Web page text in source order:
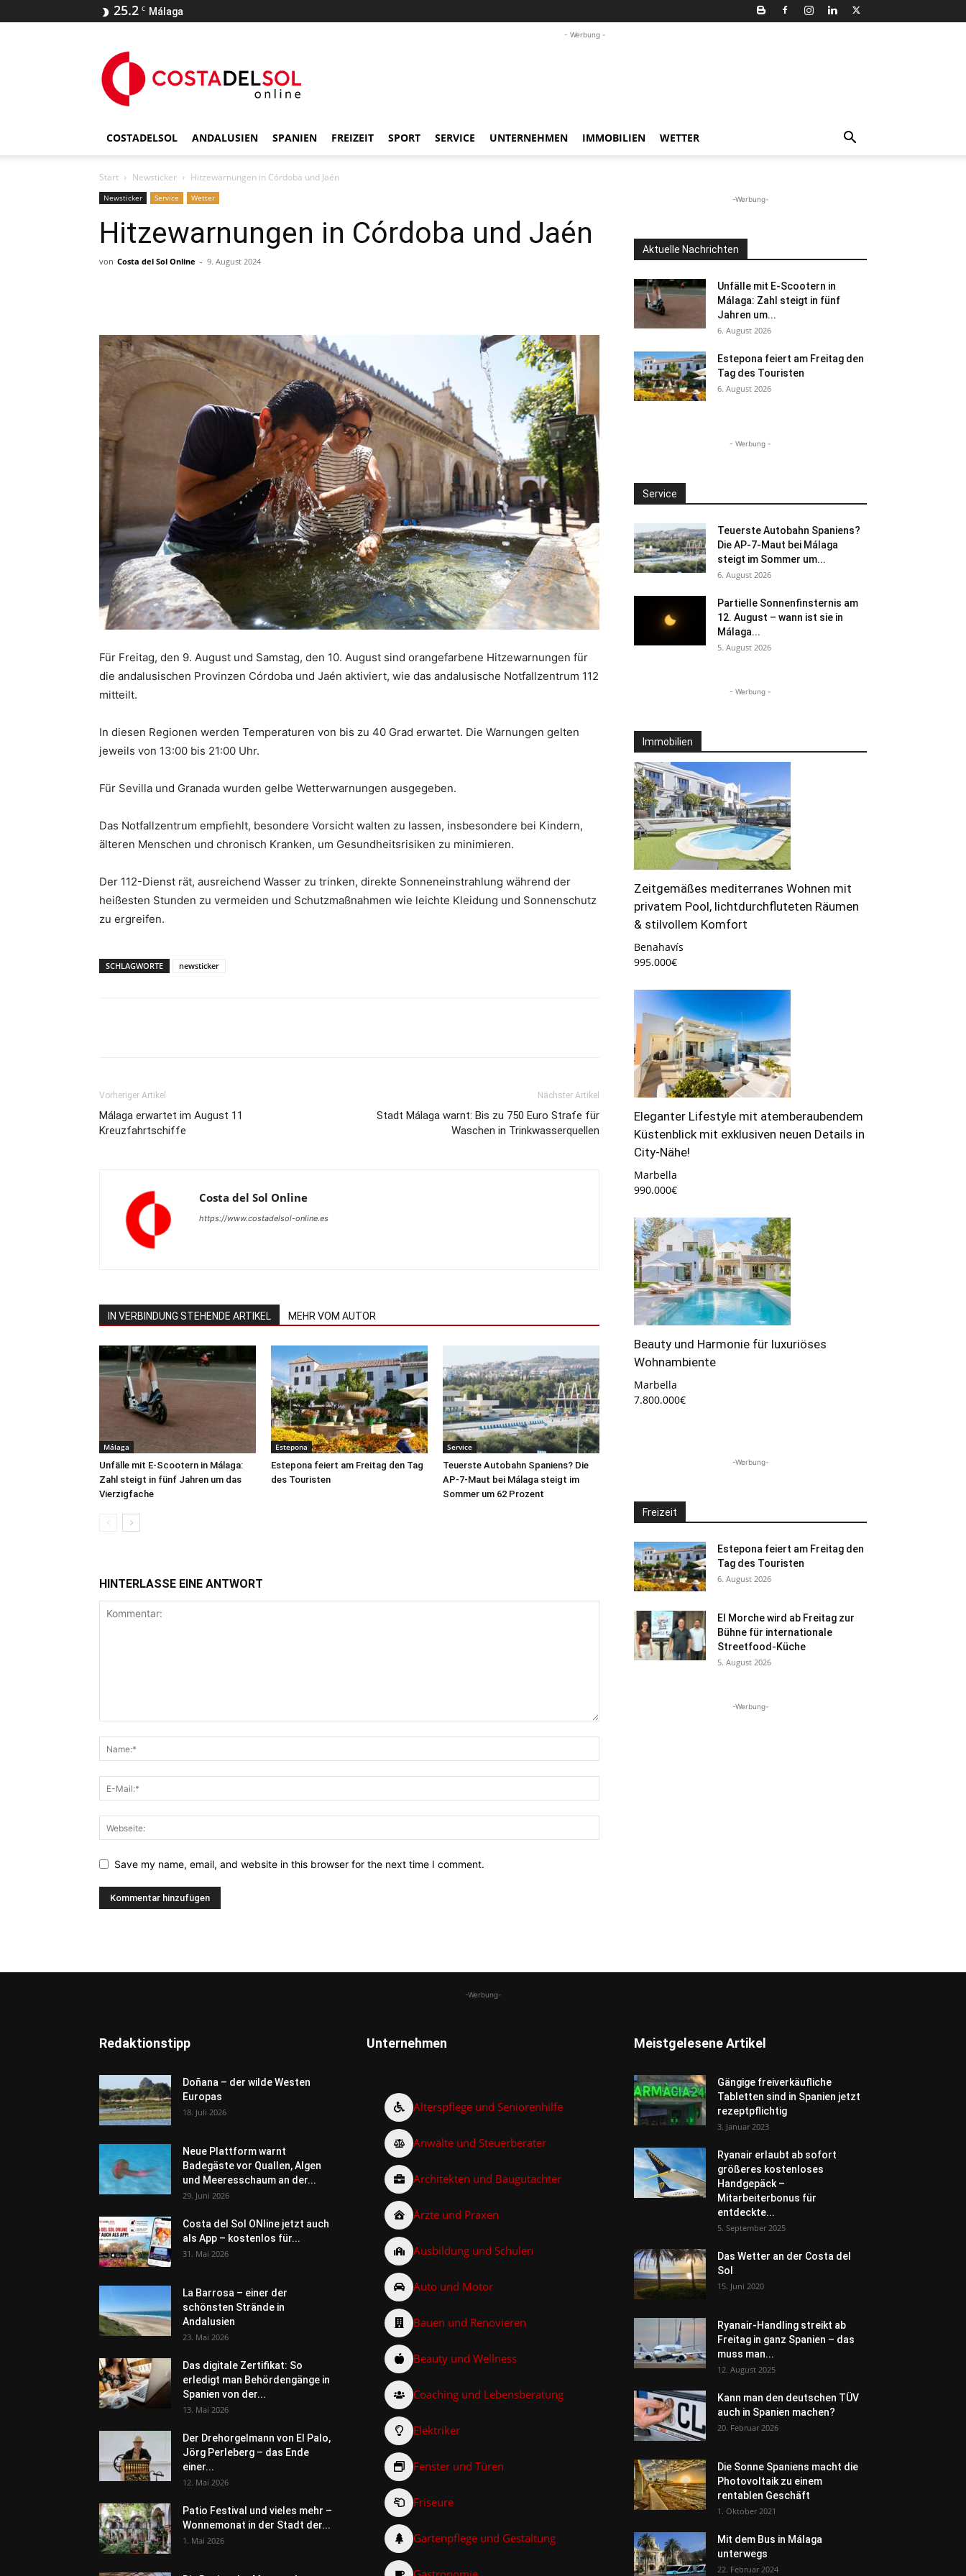
25.2 C Málaga
- Werbung -
COSTADELSOL ANDALUSIEN SPANIEN FREIZEIT SPORT SERVICE UNTERNEHMEN IMMOBILIEN WETTER
Start Newsticker Hitzewarnungen in Córdoba und Jaén
Newsticker Service Wetter
Hitzewarnungen in Córdoba und Jaén
von Costa del Sol Online - 9. August 2024
Für Freitag, den 9. August und Samstag, den 10. August sind orangefarbene Hitzewarnungen für
die andalusischen Provinzen Córdoba und Jaén aktiviert, wie das andalusische Notfallzentrum 112
mitteilt.
In diesen Regionen werden Temperaturen von bis zu 40 Grad erwartet. Die Warnungen gelten
jeweils von 13:00 bis 21:00 Uhr.
Für Sevilla und Granada wurden gelbe Wetterwarnungen ausgegeben.
Das Notfallzentrum empfiehlt, besondere Vorsicht walten zu lassen, insbesondere bei Kindern,
älteren Menschen und chronisch Kranken, um Gesundheitsrisiken zu minimieren.
Der 112-Dienst rät, ausreichend Wasser zu trinken, direkte Sonneneinstrahlung während der
heißesten Stunden zu vermeiden und Schutzmaßnahmen wie leichte Kleidung und Sonnenschutz
zu ergreifen.
SCHLAGWORTE newsticker
Vorheriger Artikel
Málaga erwartet im August 11
Kreuzfahrtschiffe
Nächster Artikel
Stadt Málaga warnt: Bis zu 750 Euro Strafe für
Waschen in Trinkwasserquellen
Costa del Sol Online
https://www.costadelsol-online.es
IN VERBINDUNG STEHENDE ARTIKEL MEHR VOM AUTOR
Málaga
Unfälle mit E-Scootern in Málaga:
Zahl steigt in fünf Jahren um das
Vierzigfache
Estepona
Estepona feiert am Freitag den Tag
des Touristen
Service
Teuerste Autobahn Spaniens? Die
AP-7-Maut bei Málaga steigt im
Sommer um 62 Prozent
HINTERLASSE EINE ANTWORT
Save my name, email, and website in this browser for the next time I comment.
-Werbung-
Aktuelle Nachrichten
Unfälle mit E-Scootern in
Málaga: Zahl steigt in fünf
Jahren um...
6. August 2026
Estepona feiert am Freitag den
Tag des Touristen
6. August 2026
- Werbung -
Service
Teuerste Autobahn Spaniens?
Die AP-7-Maut bei Málaga
steigt im Sommer um...
6. August 2026
Partielle Sonnenfinsternis am
12. August – wann ist sie in
Málaga...
5. August 2026
- Werbung -
Immobilien
Zeitgemäßes mediterranes Wohnen mit
privatem Pool, lichtdurchfluteten Räumen
& stilvollem Komfort
Benahavís
995.000€
Eleganter Lifestyle mit atemberaubendem
Küstenblick mit exklusiven neuen Details in
City-Nähe!
Marbella
990.000€
Beauty und Harmonie für luxuriöses
Wohnambiente
Marbella
7.800.000€
-Werbung-
Freizeit
Estepona feiert am Freitag den
Tag des Touristen
6. August 2026
El Morche wird ab Freitag zur
Bühne für internationale
Streetfood-Küche
5. August 2026
-Werbung-
-Werbung-
Redaktionstipp
Doñana – der wilde Westen
Europas
18. Juli 2026
Neue Plattform warnt
Badegäste vor Quallen, Algen
und Meeresschaum an der...
29. Juni 2026
Costa del Sol ONline jetzt auch
als App – kostenlos für...
31. Mai 2026
La Barrosa – einer der
schönsten Strände in
Andalusien
23. Mai 2026
Das digitale Zertifikat: So
erledigt man Behördengänge in
Spanien von der...
13. Mai 2026
Der Drehorgelmann von El Palo,
Jörg Perleberg – das Ende
einer...
12. Mai 2026
Patio Festival und vieles mehr –
Wonnemonat in der Stadt der...
1. Mai 2026
Unternehmen
Alterspflege und Seniorenhilfe
Anwälte und Steuerberater
Architekten und Baugutachter
Ärzte und Praxen
Ausbildung und Schulen
Auto und Motor
Bauen und Renovieren
Beauty und Wellness
Coaching und Lebensberatung
Elektriker
Fenster und Türen
Friseure
Gartenpflege und Gestaltung
Meistgelesene Artikel
Gängige freiverkäufliche
Tabletten sind in Spanien jetzt
rezeptpflichtig
3. Januar 2023
Ryanair erlaubt ab sofort
größeres kostenloses
Handgepäck –
Mitarbeiterbonus für
entdeckte...
5. September 2025
Das Wetter an der Costa del
Sol
15. Juni 2020
Ryanair-Handling streikt ab
Freitag in ganz Spanien – das
muss man...
12. August 2025
Kann man den deutschen TÜV
auch in Spanien machen?
20. Februar 2026
Die Sonne Spaniens macht die
Photovoltaik zu einem
rentablen Geschäft
1. Oktober 2021
Mit dem Bus in Málaga
unterwegs
22. Februar 2024